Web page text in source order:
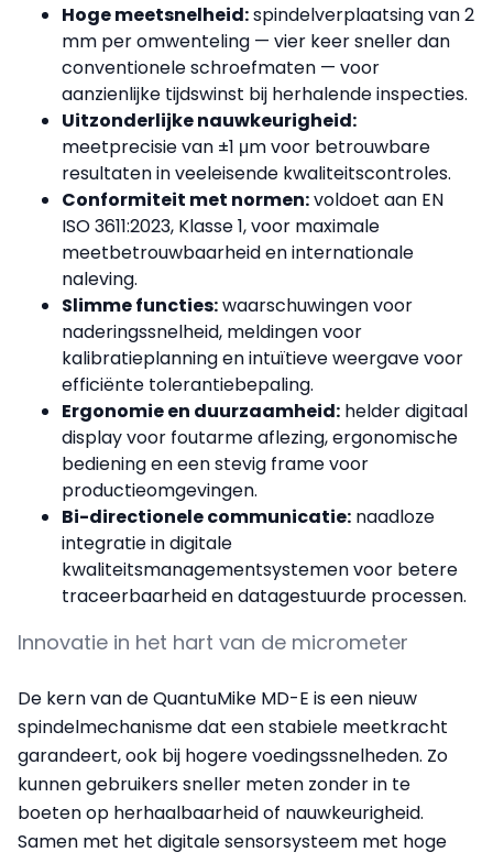
Hoge meetsnelheid:spindelverplaatsing van 2
mm per omwenteling — vier keer sneller dan
conventionele schroefmaten — voor
aanzienlijke tijdswinst bij herhalende inspecties.
Uitzonderlijke nauwkeurigheid:
meetprecisie van ±1 μm voor betrouwbare
resultaten in veeleisende kwaliteitscontroles.
Conformiteit met normen:voldoet aan EN
ISO 3611:2023, Klasse 1, voor maximale
meetbetrouwbaarheid en internationale
naleving.
Slimme functies:waarschuwingen voor
naderingssnelheid, meldingen voor
kalibratieplanning en intuïtieve weergave voor
efficiënte tolerantiebepaling.
Ergonomie en duurzaamheid: helder digitaal
display voor foutarme aflezing, ergonomische
bediening en een stevig frame voor
productieomgevingen.
Bi-directionele communicatie: naadloze
integratie in digitale
kwaliteitsmanagementsystemen voor betere
traceerbaarheid en datagestuurde processen.
Innovatie in het hart van de micrometer
De kern van de QuantuMike MD-E is een nieuw
spindelmechanisme dat een stabiele meetkracht
garandeert, ook bij hogere voedingssnelheden. Zo
kunnen gebruikers sneller meten zonder in te
boeten op herhaalbaarheid of nauwkeurigheid.
Samen met het digitale sensorsysteem met hoge